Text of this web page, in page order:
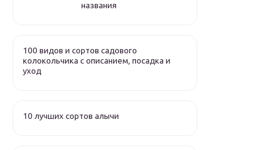
названия
100 видов и сортов садового
колокольчика с описанием, посадка и
уход
10 лучших сортов алычи